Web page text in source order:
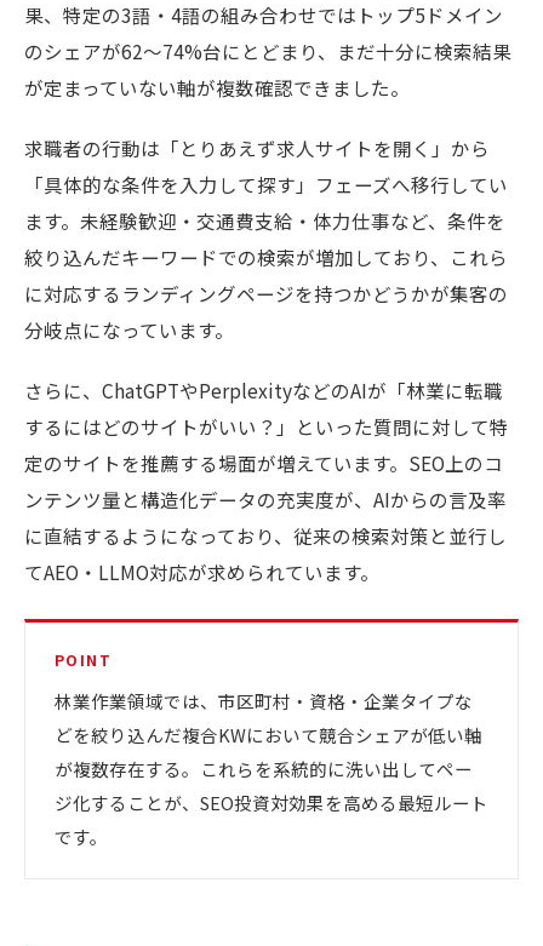
果、特定の3語・4語の組み合わせではトップ5ドメイン
のシェアが62〜74%台にとどまり、まだ十分に検索結果
が定まっていない軸が複数確認できました。
求職者の行動は「とりあえず求人サイトを開く」から
「具体的な条件を入力して探す」フェーズへ移行してい
ます。未経験歓迎・交通費支給・体力仕事など、条件を
絞り込んだキーワードでの検索が増加しており、これら
に対応するランディングページを持つかどうかが集客の
分岐点になっています。
さらに、ChatGPTやPerplexityなどのAIが「林業に転職
するにはどのサイトがいい？」といった質問に対して特
定のサイトを推薦する場面が増えています。SEO上のコ
ンテンツ量と構造化データの充実度が、AIからの言及率
に直結するようになっており、従来の検索対策と並行し
てAEO・LLMO対応が求められています。
POINT
林業作業領域では、市区町村・資格・企業タイプな
どを絞り込んだ複合KWにおいて競合シェアが低い軸
が複数存在する。これらを系統的に洗い出してペー
ジ化することが、SEO投資対効果を高める最短ルート
です。